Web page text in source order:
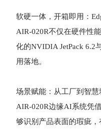
软硬一体，开箱即用：
AIR-020R不仅在硬件性
化的NVIDIA JetPack 6.2
用落地。
场景赋能：从工厂到智慧
AIR-020R边缘AI系统凭
够识别产品表面的瑕疵